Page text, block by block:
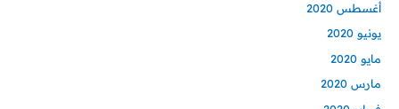
أغسطس 2020
يونيو 2020
مايو 2020
مارس 2020